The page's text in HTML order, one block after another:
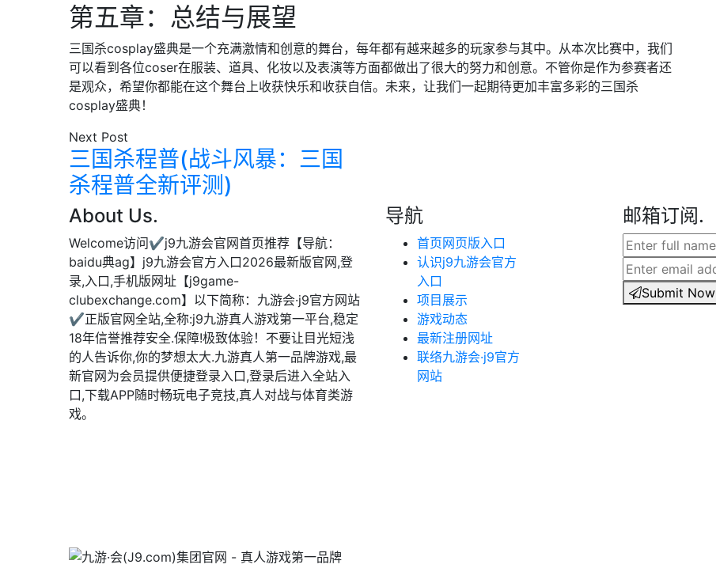
第五章：总结与展望
三国杀cosplay盛典是一个充满激情和创意的舞台，每年都有越来越多的玩家参与其中。从本次比赛中，我们
可以看到各位coser在服装、道具、化妆以及表演等方面都做出了很大的努力和创意。不管你是作为参赛者还
是观众，希望你都能在这个舞台上收获快乐和收获自信。未来，让我们一起期待更加丰富多彩的三国杀
cosplay盛典！
Next Post
三国杀程普(战斗风暴：三国
杀程普全新评测)
About Us.
Welcome访问✔j9九游会官网首页推荐【导航：
baidu典ag】j9九游会官方入口2026最新版官网,登
录,入口,手机版网址【j9game-
clubexchange.com】以下简称：九游会·j9官方网站
✔正版官网全站,全称:j9九游真人游戏第一平台,稳定
18年信誉推荐安全.保障!极致体验！不要让目光短浅
的人告诉你,你的梦想太大.九游真人第一品牌游戏,最
新官网为会员提供便捷登录入口,登录后进入全站入
口,下载APP随时畅玩电子竞技,真人对战与体育类游
戏。
导航
首页网页版入口
认识j9九游会官方
入口
项目展示
游戏动态
最新注册网址
联络九游会·j9官方
网站
邮箱订阅.
Submit Now